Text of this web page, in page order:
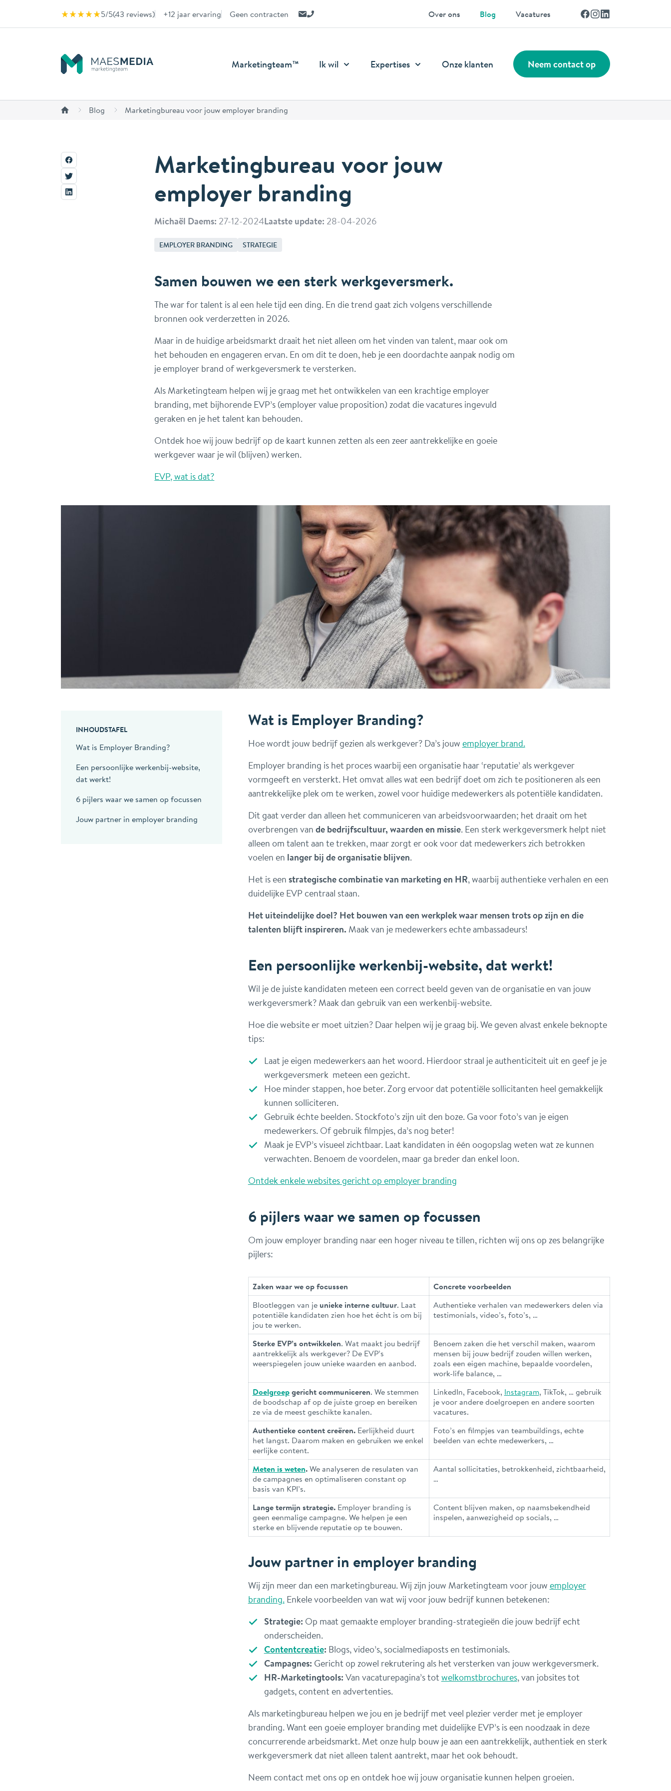
Marketingteam™ Ik wil Expertises Onze klanten Neem contact op
5/5(43 reviews) +12 jaar ervaring Geen contracten E-mail ons Over ons Blog Vacatures Facebook
Instagram
Blog Marketingbureau voor jouw employer branding
Marketingbureau voor jouw
employer branding
Michaël Daems: 27-12-2024Laatste update: 28-04-2026
EMPLOYER BRANDING STRATEGIE
Samen bouwen we een sterk werkgeversmerk.
The war for talent is al een hele tijd een ding. En die trend gaat zich volgens verschillende
bronnen ook verderzetten in 2026.
Maar in de huidige arbeidsmarkt draait het niet alleen om het vinden van talent, maar ook om
het behouden en engageren ervan. En om dit te doen, heb je een doordachte aanpak nodig om
je employer brand of werkgeversmerk te versterken.
Als Marketingteam helpen wij je graag met het ontwikkelen van een krachtige employer
branding, met bijhorende EVP’s (employer value proposition) zodat die vacatures ingevuld
geraken en je het talent kan behouden.
Ontdek hoe wij jouw bedrijf op de kaart kunnen zetten als een zeer aantrekkelijke en goeie
werkgever waar je wil (blijven) werken.
EVP, wat is dat?
INHOUDSTAFEL
Wat is Employer Branding?
Een persoonlijke werkenbij-website,
dat werkt!
6 pijlers waar we samen op focussen
Jouw partner in employer branding
Wat is Employer Branding?
Hoe wordt jouw bedrijf gezien als werkgever? Da’s jouwemployer brand.
Employer branding is het proces waarbij een organisatie haar ‘reputatie’ als werkgever
vormgeeft en versterkt. Het omvat alles wat een bedrijf doet om zich te positioneren als een
aantrekkelijke plek om te werken, zowel voor huidige medewerkers als potentiële kandidaten.
Dit gaat verder dan alleen het communiceren van arbeidsvoorwaarden; het draait om het
overbrengen vande bedrijfscultuur, waarden en missie. Een sterk werkgeversmerk helpt niet
alleen om talent aan te trekken, maar zorgt er ook voor dat medewerkers zich betrokken
voelen en langer bij de organisatie blijven.
Het is eenstrategische combinatie van marketing en HR, waarbij authentieke verhalen en een
duidelijke EVP centraal staan.
Het uiteindelijke doel? Het bouwen van een werkplek waar mensen trots op zijn en die
talenten blijft inspireren. Maak van je medewerkers echte ambassadeurs!
Een persoonlijke werkenbij-website, dat werkt!
Wil je de juiste kandidaten meteen een correct beeld geven van de organisatie en van jouw
werkgeversmerk? Maak dan gebruik van een werkenbij-website.
Hoe die website er moet uitzien? Daar helpen wij je graag bij. We geven alvast enkele beknopte
tips:
Laat je eigen medewerkers aan het woord. Hierdoor straal je authenticiteit uit en geef je je
werkgeversmerk meteen een gezicht.
Hoe minder stappen, hoe beter. Zorg ervoor dat potentiële sollicitanten heel gemakkelijk
kunnen solliciteren.
Gebruik échte beelden. Stockfoto’s zijn uit den boze. Ga voor foto’s van je eigen
medewerkers. Of gebruik filmpjes, da’s nog beter!
Maak je EVP’s visueel zichtbaar. Laat kandidaten in één oogopslag weten wat ze kunnen
verwachten. Benoem de voordelen, maar ga breder dan enkel loon.
Ontdek enkele websites gericht op employer branding
6 pijlers waar we samen op focussen
Om jouw employer branding naar een hoger niveau te tillen, richten wij ons op zes belangrijke
pijlers:
Zaken waar we op focussen
Concrete voorbeelden
Blootleggen van je unieke interne cultuur. Laat
potentiële kandidaten zien hoe het écht is om bij
jou te werken.
Authentieke verhalen van medewerkers delen via
testimonials, video’s, foto’s, …
Sterke EVP’s ontwikkelen. Wat maakt jou bedrijf
aantrekkelijk als werkgever? De EVP’s
weerspiegelen jouw unieke waarden en aanbod.
Benoem zaken die het verschil maken, waarom
mensen bij jouw bedrijf zouden willen werken,
zoals een eigen machine, bepaalde voordelen,
work-life balance, …
Doelgroepgericht communiceren. We stemmen
de boodschap af op de juiste groep en bereiken
ze via de meest geschikte kanalen.
LinkedIn, Facebook, Instagram, TikTok, … gebruik
je voor andere doelgroepen en andere soorten
vacatures.
Authentieke content creëren. Eerlijkheid duurt
het langst. Daarom maken en gebruiken we enkel
eerlijke content.
Foto’s en filmpjes van teambuildings, echte
beelden van echte medewerkers, …
Meten is weten.We analyseren de resulaten van
de campagnes en optimaliseren constant op
basis van KPI’s.
Aantal sollicitaties, betrokkenheid, zichtbaarheid,
…
Lange termijn strategie. Employer branding is
geen eenmalige campagne. We helpen je een
sterke en blijvende reputatie op te bouwen.
Content blijven maken, op naamsbekendheid
inspelen, aanwezigheid op socials, …
Jouw partner in employer branding
Wij zijn meer dan een marketingbureau. Wij zijn jouw Marketingteam voor jouwemployer
branding.Enkele voorbeelden van wat wij voor jouw bedrijf kunnen betekenen:
Strategie: Op maat gemaakte employer branding-strategieën die jouw bedrijf echt
onderscheiden.
Contentcreatie: Blogs, video’s, socialmediaposts en testimonials.
Campagnes: Gericht op zowel rekrutering als het versterken van jouw werkgeversmerk.
HR-Marketingtools:Van vacaturepagina’s totwelkomstbrochures, van jobsites tot
gadgets, content en advertenties.
Als marketingbureau helpen we jou en je bedrijf met veel plezier verder met je employer
branding. Want een goeie employer branding met duidelijke EVP’s is een noodzaak in deze
concurrerende arbeidsmarkt. Met onze hulp bouw je aan een aantrekkelijk, authentiek en sterk
werkgeversmerk dat niet alleen talent aantrekt, maar het ook behoudt.
Neem contact met ons op en ontdek hoe wij jouw organisatie kunnen helpen groeien.